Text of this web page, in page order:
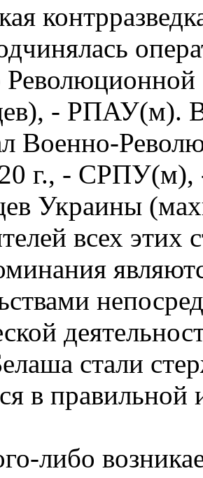
- РПАУ(м).
Военно-
г., -
Украины
всех
стали
в правильной
либо